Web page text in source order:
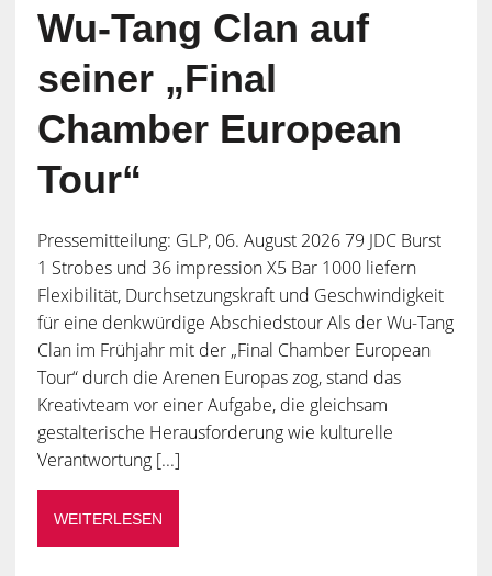
Wu-Tang Clan auf
seiner „Final
Chamber European
Tour“
Pressemitteilung: GLP, 06. August 2026 79 JDC Burst
1 Strobes und 36 impression X5 Bar 1000 liefern
Flexibilität, Durchsetzungskraft und Geschwindigkeit
für eine denkwürdige Abschiedstour Als der Wu-Tang
Clan im Frühjahr mit der „Final Chamber European
Tour“ durch die Arenen Europas zog, stand das
Kreativteam vor einer Aufgabe, die gleichsam
gestalterische Herausforderung wie kulturelle
Verantwortung [...]
WEITERLESEN